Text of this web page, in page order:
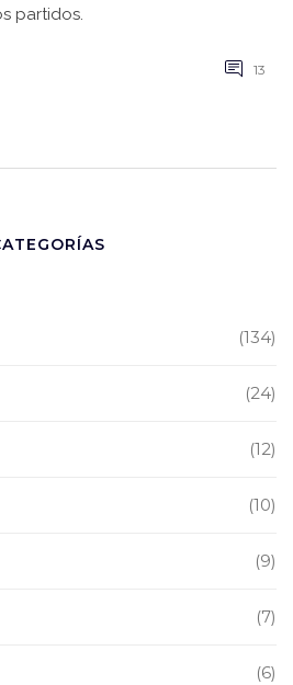
partidos.
13
(134)
(24)
(12)
(10)
(9)
(7)
(6)